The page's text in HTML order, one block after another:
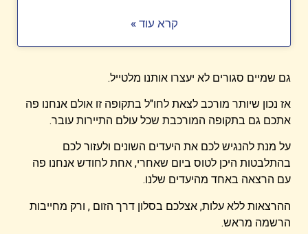
קרא עוד »
גם שמיים סגורים לא יעצרו אותנו מלטייל.
אז נכון שיותר מורכב לצאת לחו"ל בתקופה זו אולם אנחנו פה
אתכם גם בתקופה המורכבת שכל עולם התיירות עובר.
על מנת להנגיש לכם את היעדים השונים ולעזור לכם
בהתלבטות היכן לטוס ביום שאחרי, אחת לחודש אנחנו פה
עם הרצאה באחד מהיעדים שלנו.
ההרצאות ללא עלות, אצלכם בסלון דרך הזום , ורק מחייבות
הרשמה מראש.